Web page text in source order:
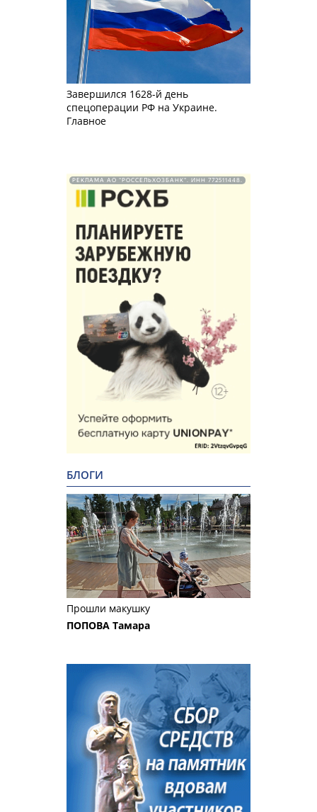
Завершился 1628-й день
спецоперации РФ на Украине.
Главное
РЕКЛАМА АО "РОССЕЛЬХОЗБАНК". ИНН 772511448.
БЛОГИ
Прошли макушку
ПОПОВА Тамара